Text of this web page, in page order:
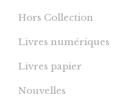
Hors Collection
Livres numériques
Livres papier
Nouvelles